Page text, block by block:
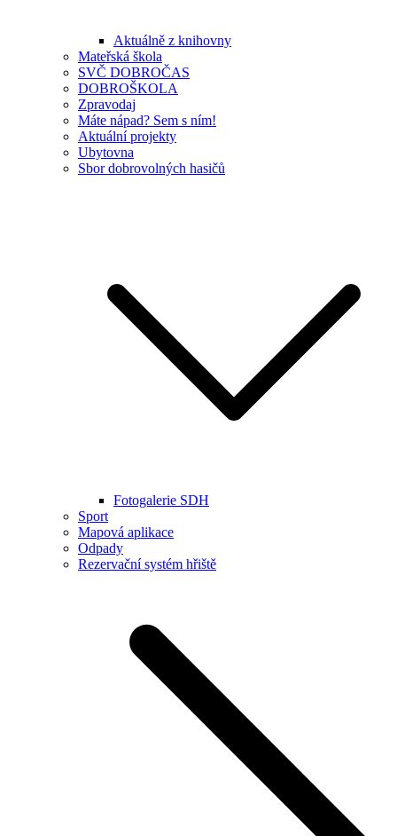
Aktuálně z knihovny
Mateřská škola
SVČ DOBROČAS
DOBROŠKOLA
Zpravodaj
Máte nápad? Sem s ním!
Aktuální projekty
Ubytovna
Sbor dobrovolných hasičů
Fotogalerie SDH
Sport
Mapová aplikace
Odpady
Rezervační systém hřiště